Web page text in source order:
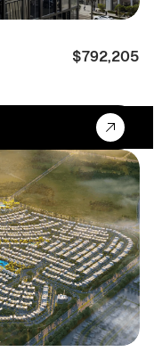
$792,205